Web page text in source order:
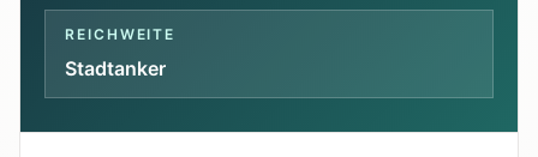
REICHWEITE
Stadtanker